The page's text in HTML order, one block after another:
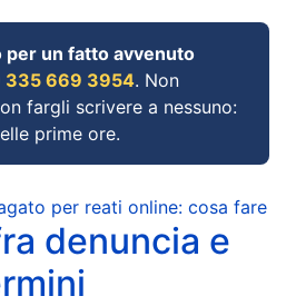
per un fatto avvenuto
335 669 3954. Non
fargli scrivere a nessuno:
prime ore.
per reati online: cosa fare
denuncia e